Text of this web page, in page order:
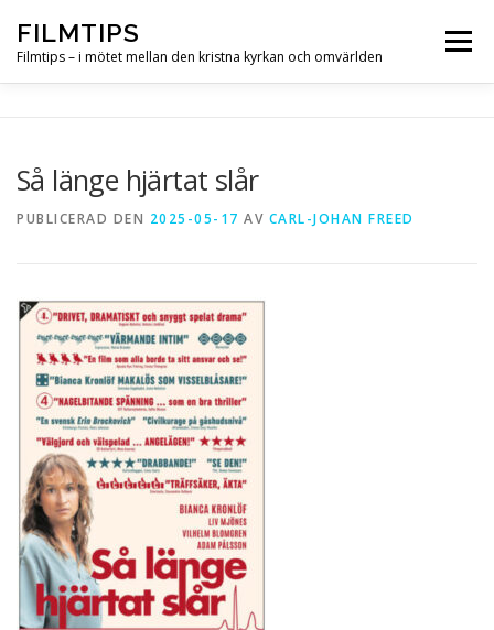
innehåll
FILMTIPS
Filmtips – i mötet mellan den kristna kyrkan och omvärlden
Meny
Så länge hjärtat slår
PUBLICERAD DEN 2025-05-17 AV CARL-JOHAN FREED